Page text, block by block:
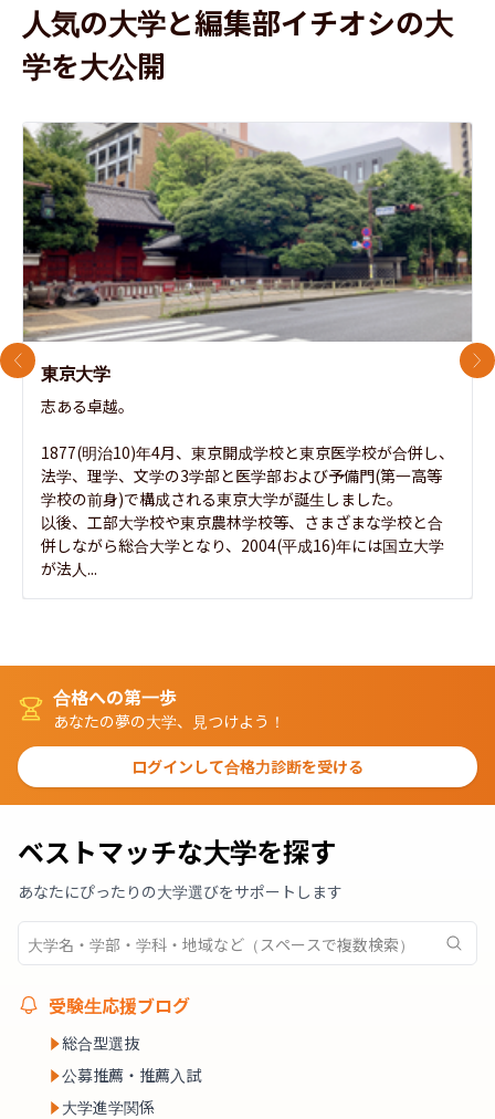
人気の大学と編集部イチオシの大
学を大公開
東京大学
志ある卓越。
1877(明治10)年4月、東京開成学校と東京医学校が合併し、
法学、理学、文学の3学部と医学部および予備門(第一高等
学校の前身)で構成される東京大学が誕生しました。
以後、工部大学校や東京農林学校等、さまざまな学校と合
併しながら総合大学となり、2004(平成16)年には国立大学
が法人...
前のスライド 次
合格への第一歩
あなたの夢の大学、見つけよう！
ログインして合格力診断を受ける
ベストマッチな大学を探す
あなたにぴったりの大学選びをサポートします
受験生応援ブログ
総合型選抜
公募推薦・推薦入試
大学進学関係